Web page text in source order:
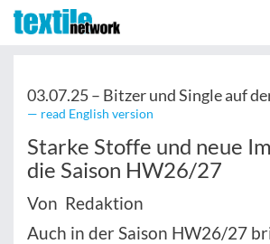
03.07.25 – Bitzer und Single auf
— read English version
Starke Stoffe und neue
die Saison HW26/27
Von Redaktion
Auch in der Saison HW26/27